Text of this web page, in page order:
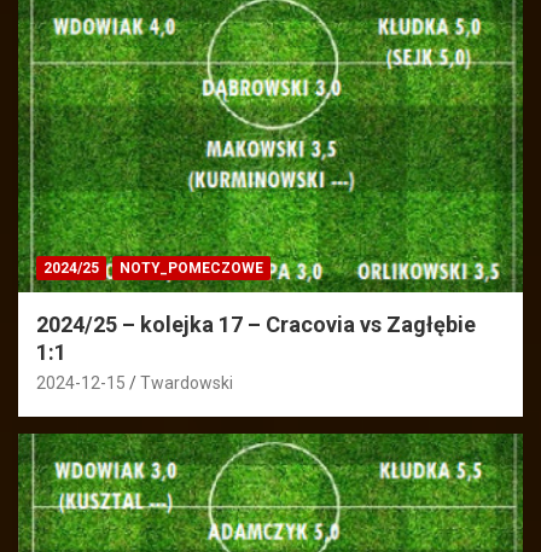
2024/25 NOTY_POMECZOWE
2024/25 – kolejka 17 – Cracovia vs Zagłębie
1:1
2024-12-15 Twardowski